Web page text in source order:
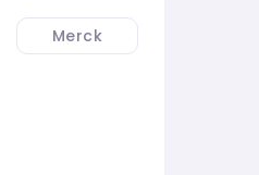
Merck